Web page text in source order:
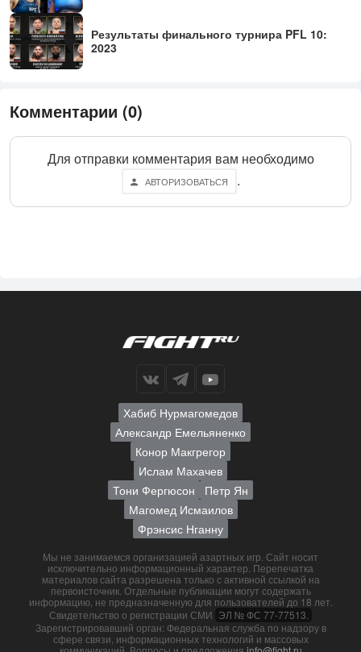
Ре­зуль­та­ты фи­наль­но­го тур­ни­ра PFL 10:
2023
Комментарии (0)
Для отправки комментария вам необходимо
АВТОРИЗОВАТЬСЯ .
Хабиб Нурмагомедов
Александр Емельяненко
Конор Макгрегор
Ислам Махачев
Тони Фергюсон
Петр Ян
Магомед Исмаилов
Фрэнсис Нганну
Мы не занимаемся организацией азартных игр. Сайт носит
исключительно информационный характер. Перепечатка
материалов сайта разрешена только с активной ссылкой на
первоисточник. Отдельные публикации могут содержать
информацию, не предназначенную для пользователей до 18 лет.
Свидетельство о регистрации СМИ ЭЛ № ФС 77-77513.
Зарегистрировавший орган: Федеральная служба по надзору в
сфере связи, информационных технологий и массовых